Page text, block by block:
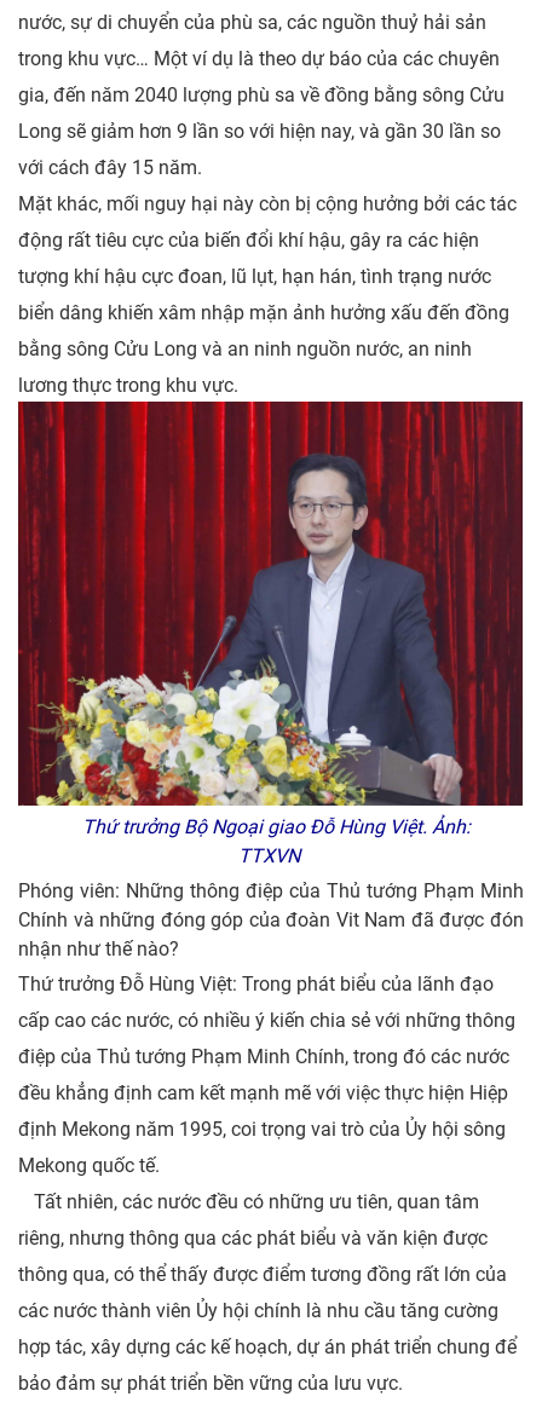
nước, sự di chuyển của phù sa, các nguồn thuỷ hải sản
trong khu vực… Một ví dụ là theo dự báo của các chuyên
gia, đến năm 2040 lượng phù sa về đồng bằng sông Cửu
Long sẽ giảm hơn 9 lần so với hiện nay, và gần 30 lần so
với cách đây 15 năm.
Mặt khác, mối nguy hại này còn bị cộng hưởng bởi các tác
động rất tiêu cực của biến đổi khí hậu, gây ra các hiện
tượng khí hậu cực đoan, lũ lụt, hạn hán, tình trạng nước
biển dâng khiến xâm nhập mặn ảnh hưởng xấu đến đồng
bằng sông Cửu Long và an ninh nguồn nước, an ninh
lương thực trong khu vực.
Thứ trưởng Bộ Ngoại giao Đỗ Hùng Việt. Ảnh:
TTXVN
Phóng viên: Những thông điệp của Thủ tướng Phạm Minh
Chính và những đóng góp của đoàn Vit Nam đã được đón
nhận như thế nào?
Thứ trưởng Đỗ Hùng Việt: Trong phát biểu của lãnh đạo
cấp cao các nước, có nhiều ý kiến chia sẻ với những thông
điệp của Thủ tướng Phạm Minh Chính, trong đó các nước
đều khẳng định cam kết mạnh mẽ với việc thực hiện Hiệp
định Mekong năm 1995, coi trọng vai trò của Ủy hội sông
Mekong quốc tế.
Tất nhiên, các nước đều có những ưu tiên, quan tâm
riêng, nhưng thông qua các phát biểu và văn kiện được
thông qua, có thể thấy được điểm tương đồng rất lớn của
các nước thành viên Ủy hội chính là nhu cầu tăng cường
hợp tác, xây dựng các kế hoạch, dự án phát triển chung để
bảo đảm sự phát triển bền vững của lưu vực.